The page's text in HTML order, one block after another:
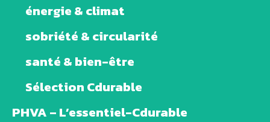
énergie & climat
sobriété & circularité
santé & bien-être
Sélection Cdurable
PHVA – L’essentiel-Cdurable